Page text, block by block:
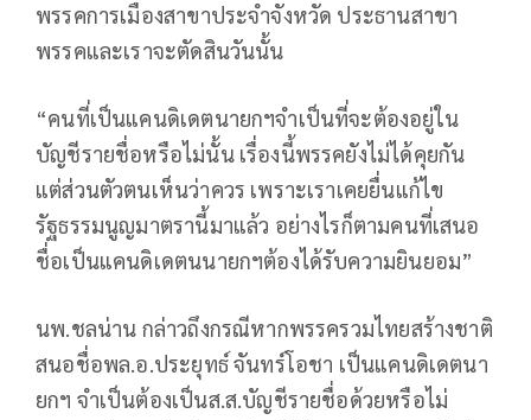
พรรคการเมืองสาขาประจำจังหวัด ประธานสาขา
พรรคและเราจะตัดสินวันนั้น
“คนที่เป็นแคนดิเดตนายกฯจำเป็นที่จะต้องอยู่ใน
บัญชีรายชื่อหรือไม่นั้น เรื่องนี้พรรคยังไม่ได้คุยกัน
แต่ส่วนตัวตนเห็นว่าควร เพราะเราเคยยื่นแก้ไข
รัฐธรรมนูญมาตรานี้มาแล้ว อย่างไรก็ตามคนที่เสนอ
ชื่อเป็นแคนดิเดตนนายกฯต้องได้รับความยินยอม”
นพ.ชลน่าน กล่าวถึงกรณีหากพรรครวมไทยสร้างชาติ
สนอชื่อพล.อ.ประยุทธ์ จันทร์โอชา เป็นแคนดิเดตนา
ยกฯ จำเป็นต้องเป็นส.ส.บัญชีรายชื่อด้วยหรือไม่